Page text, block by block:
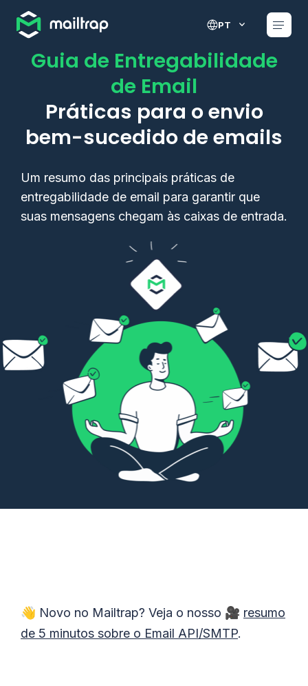
PT
Guia de Entregabilidade
de Email
Práticas para o envio
bem-sucedido de emails
Um resumo das principais práticas de
entregabilidade de email para garantir que
suas mensagens chegam às caixas de entrada.
👋 Novo no Mailtrap? Veja o nosso 🎥 resumo
de 5 minutos sobre o Email API/SMTP.